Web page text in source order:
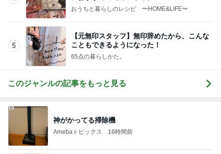
おうちと暮らしのレシピ 〜HOME&LIFE〜
5
【元無印スタッフ】無印辞めたから、こんな
こともできるようになった！
65点の暮らしかた。
このジャンルの記事をもっと見る
神がかってる掃除機
Amebaトピックス 16時間前